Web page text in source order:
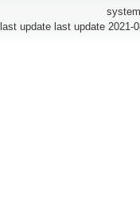
last update last update 2021-